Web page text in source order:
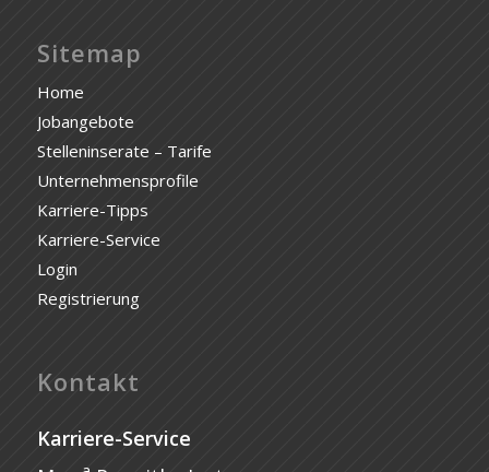
Sitemap
Home
Jobangebote
Stelleninserate – Tarife
Unternehmensprofile
Karriere-Tipps
Karriere-Service
Login
Registrierung
Kontakt
Karriere-Service